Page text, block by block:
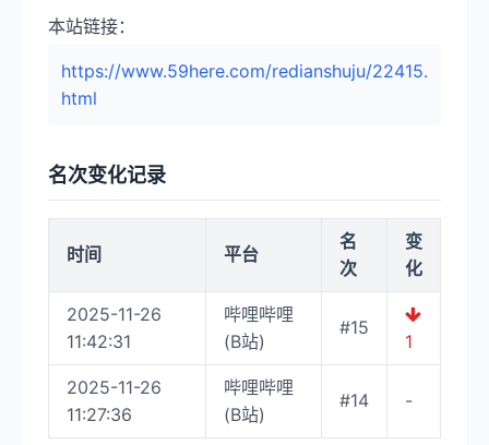
本站链接：
https://www.59here.com/redianshuju/22415.
html
名次变化记录
时间 平台
名
次
变
化
2025-11-26
11:42:31
哔哩哔哩
(B站)
#15
1
2025-11-26
11:27:36
哔哩哔哩
(B站)
#14 -